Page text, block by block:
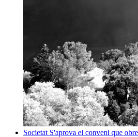
Societat S'aprova el conveni que